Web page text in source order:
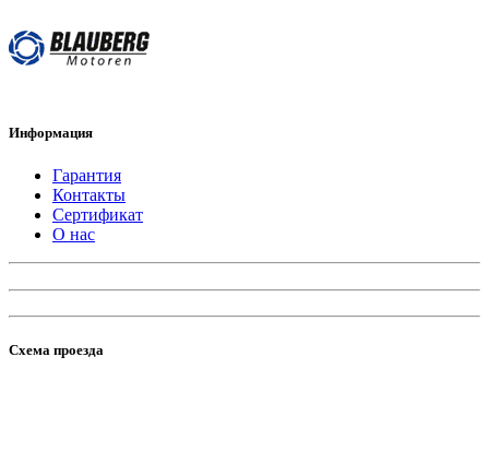
Информация
Гарантия
Контакты
Сертификат
О нас
Схема проезда